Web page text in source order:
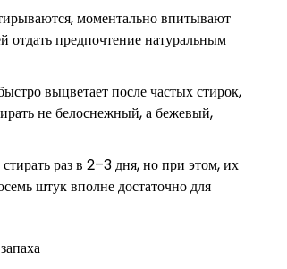
моментально впитывают
отдать предпочтение натуральным
выцветает после частых стирок,
не белоснежный, а бежевый,
раз в 2–3 дня, но при этом, их
штук вполне достаточно для